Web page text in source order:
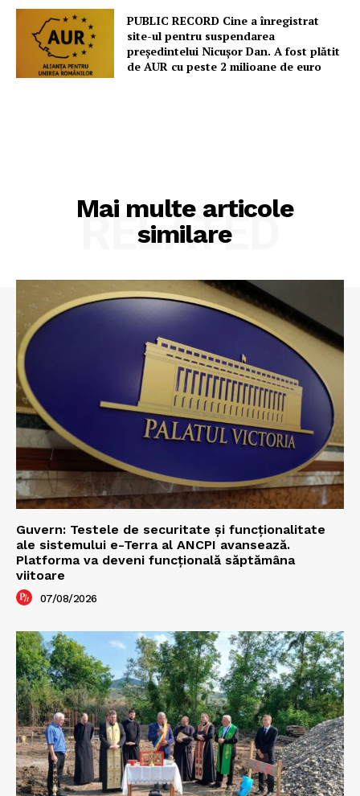
PUBLIC RECORD Cine a înregistrat
site-ul pentru suspendarea
președintelui Nicușor Dan. A fost plătit
de AUR cu peste 2 milioane de euro
Mai multe articole
similare
RELATED
Guvern: Testele de securitate și funcționalitate
ale sistemului e-Terra al ANCPI avansează.
Platforma va deveni funcțională săptămâna
viitoare
07/08/2026